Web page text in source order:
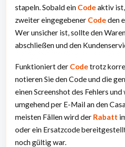
stapeln. Sobald ein Codeaktiv
zweiter eingegebener Codeden
Wer unsicher ist, sollte den
abschließen und den
Funktioniert der Codetrotz
notieren Sie den Code und die
einen Screenshot des Fehlers und
umgehend per E-Mail an den
meisten Fällen wird der Rabatt
oder ein Ersatzcode
noch gültig war.